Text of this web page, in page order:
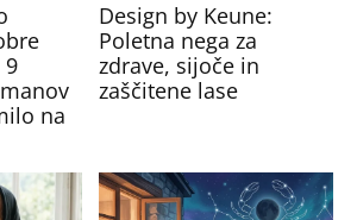
9
na
Design by Keune:
Poletna nega za
zdrave, sijoče in
zaščitene lase